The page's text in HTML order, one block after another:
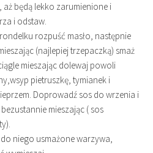
aż będą lekko zarumienione i
i odstaw.
rozpuść masło, następnie
(najlepiej trzepaczką) smaż
mieszając dolewaj powoli
pietruszkę, tymianek i
Doprowadź sos do wrzenia i
mieszając ( sos
niego usmażone warzywa,